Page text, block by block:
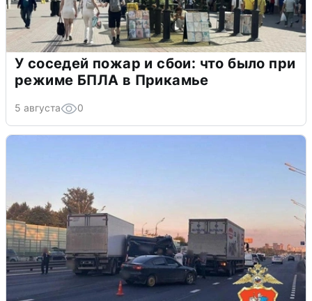
У соседей пожар и сбои: что было при
режиме БПЛА в Прикамье
5 августа 0